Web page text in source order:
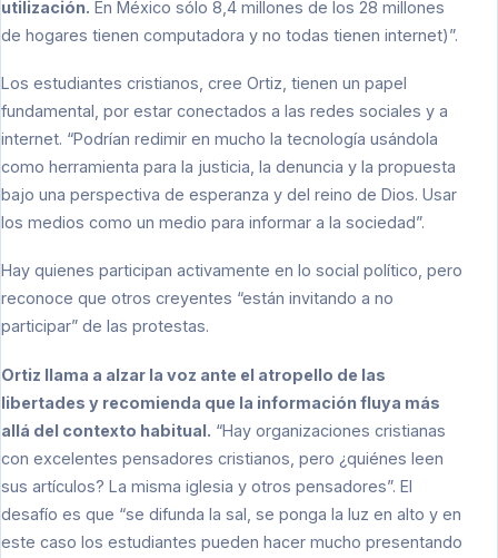
utilización. En México sólo 8,4 millones de los 28 millones
de hogares tienen computadora y no todas tienen internet)”.
Los estudiantes cristianos, cree Ortiz, tienen un papel
fundamental, por estar conectados a las redes sociales y a
internet. “Podrían redimir en mucho la tecnología usándola
como herramienta para la justicia, la denuncia y la propuesta
bajo una perspectiva de esperanza y del reino de Dios. Usar
los medios como un medio para informar a la sociedad”.
Hay quienes participan activamente en lo social político, pero
reconoce que otros creyentes “están invitando a no
participar” de las protestas.
Ortiz llama a alzar la voz ante el atropello de las
libertades y recomienda que la información fluya más
allá del contexto habitual. “Hay organizaciones cristianas
con excelentes pensadores cristianos, pero ¿quiénes leen
sus artículos? La misma iglesia y otros pensadores”. El
desafío es que “se difunda la sal, se ponga la luz en alto y en
este caso los estudiantes pueden hacer mucho presentando